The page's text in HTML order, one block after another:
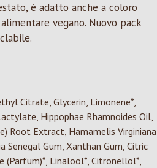
è adatto anche a coloro
vegano. Nuovo pack
Citrate, Glycerin, Limonene*,
Hippophae Rhamnoides Oil,
Root Extract, Hamamelis Virginiana
Senegal Gum, Xanthan Gum, Citric
(Parfum)*, Linalool*, Citronellol*,